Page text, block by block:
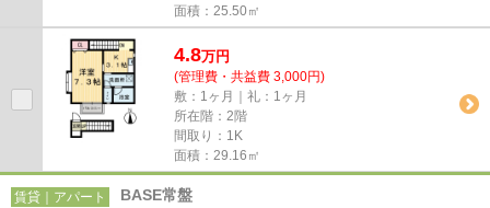
面積：25.50㎡
4.8万円
(管理費・共益費 3,000円)
敷：1ヶ月｜礼：1ヶ月
所在階：2階
間取り：1K
面積：29.16㎡
賃貸｜アパート BASE常盤